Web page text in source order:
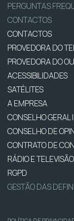
PERGUNTAS
CONTACTOS
CONTACTOS
PROVEDORA DO
PROVEDORA DO
ACESSIBILIDADES
SATÉLITES
A EMPRESA
CONSELHO
CONSELHO DE
CONTRATO DE
RÁDIO E TELEVISÃO
RGPD
GESTÃO DAS